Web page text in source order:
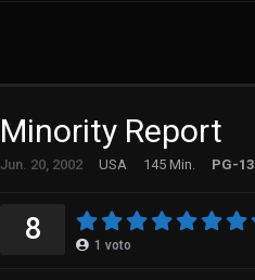
Minority Report
Jun. 20, 2002 USA 145 Min. PG-13
8 1 voto